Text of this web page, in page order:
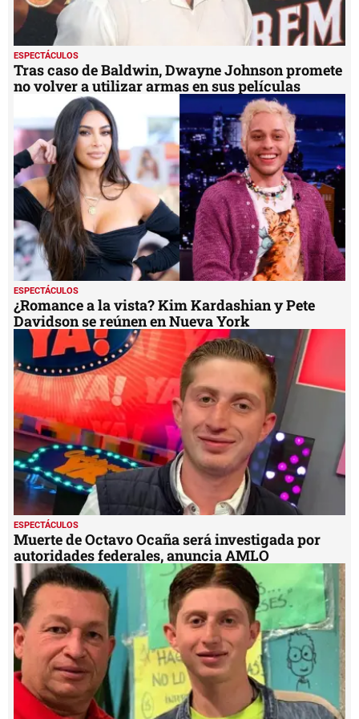
ESPECTÁCULOS
Tras caso de Baldwin, Dwayne Johnson promete
no volver a utilizar armas en sus películas
ESPECTÁCULOS
¿Romance a la vista? Kim Kardashian y Pete
Davidson se reúnen en Nueva York
ESPECTÁCULOS
Muerte de Octavo Ocaña será investigada por
autoridades federales, anuncia AMLO